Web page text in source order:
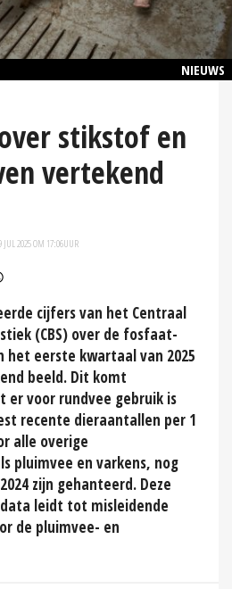
NIEUWS
stikstof en
vertekend
JUL 2025 OM 17:06UUR
cijfers van het Centraal
(CBS) over de fosfaat-
eerste kwartaal van 2025
beeld. Dit komt
er voor rundvee gebruik is
recente dieraantallen per 1
alle overige
pluimvee en varkens, nog
zijn gehanteerd. Deze
leidt tot misleidende
de pluimvee- en